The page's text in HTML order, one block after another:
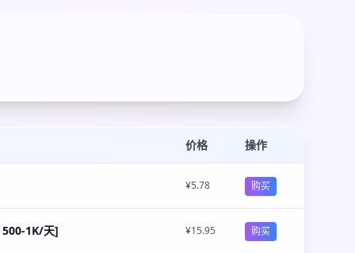
价格 操作
¥5.78 购买
1K/天] ¥15.95 购买